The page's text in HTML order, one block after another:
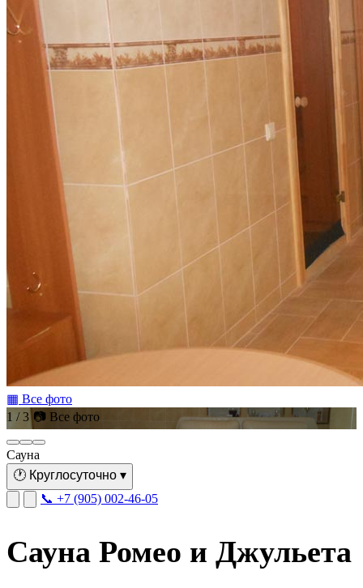
▦ Все фото
1 / 3 📷 Все фото
Сауна
🕐 Круглосуточно ▾
📞 +7 (905) 002-46-05
Сауна Ромео и Джульета